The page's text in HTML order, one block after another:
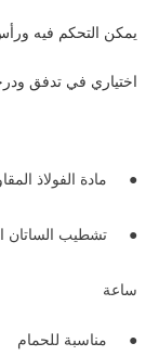
يمكن التحكم فيه
اختياري في تدفق
● مادة الفولاذ المقاوم للصدأ
●
ساعة
● مناسبة للحمام